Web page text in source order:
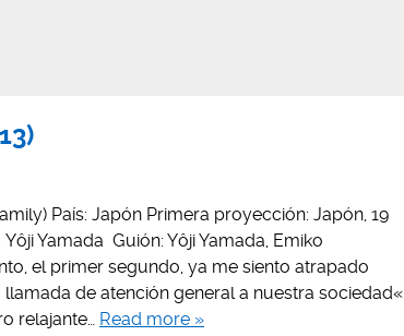
País: Japón Primera proyección: Japón, 19
Yamada Guión: Yôji Yamada, Emiko
el primer segundo, ya me siento atrapado
llamada de atención general a nuestra sociedad«
relajante… Read more »